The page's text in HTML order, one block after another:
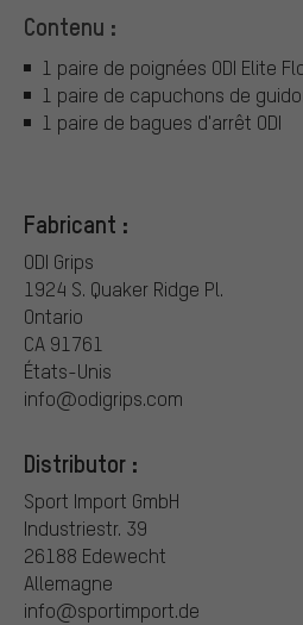
Contenu :
1 paire de poignées ODI Elite
1 paire de capuchons de
1 paire de bagues d'arrêt ODI
Fabricant :
ODI Grips
1924 S. Quaker Ridge Pl.
Ontario
CA 91761
États-Unis
info@odigrips.com
Distributor :
Sport Import GmbH
Industriestr. 39
26188 Edewecht
Allemagne
info@sportimport.de